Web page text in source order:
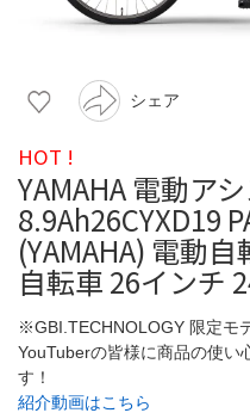
シェア
HOT !
YAMAHA 電動ア
8.9Ah26CYXD19
(YAMAHA) 電動
自転車 26インチ
※GBI.TECHNOLOGY 限定モ
YouTuberの皆様に商品の使い
す！
紹介動画はこちら